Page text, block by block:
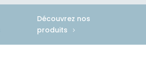
Découvrez nos
produits